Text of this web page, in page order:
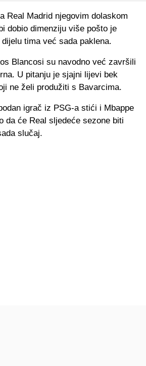
Real Madrid njegovim dolaskom
dobio dimenziju više pošto je
tima već sada paklena.
Blancosi su navodno već završili
U pitanju je sjajni lijevi bek
ne želi produžiti s Bavarcima.
igrač iz PSG-a stići i Mbappe
da će Real sljedeće sezone biti
slučaj.